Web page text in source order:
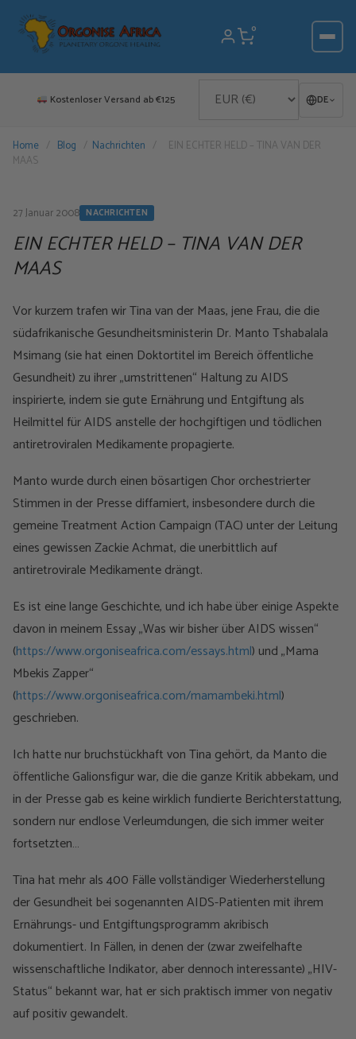
Inhalt
springen
0
Kostenloser Versand ab €125 DE
Home / Blog / Nachrichten /
EIN ECHTER HELD – TINA VAN DER
MAAS
27 Januar 2008 NACHRICHTEN
EIN ECHTER HELD – TINA VAN DER
MAAS
Vor kurzem trafen wir Tina van der Maas, jene Frau, die die
südafrikanische Gesundheitsministerin Dr. Manto Tshabalala
Msimang (sie hat einen Doktortitel im Bereich öffentliche
Gesundheit) zu ihrer „umstrittenen“ Haltung zu AIDS
inspirierte, indem sie gute Ernährung und Entgiftung als
Heilmittel für AIDS anstelle der hochgiftigen und tödlichen
antiretroviralen Medikamente propagierte.
Manto wurde durch einen bösartigen Chor orchestrierter
Stimmen in der Presse diffamiert, insbesondere durch die
gemeine Treatment Action Campaign (TAC) unter der Leitung
eines gewissen Zackie Achmat, die unerbittlich auf
antiretrovirale Medikamente drängt.
Es ist eine lange Geschichte, und ich habe über einige Aspekte
davon in meinem Essay „Was wir bisher über AIDS wissen“
(https://www.orgoniseafrica.com/essays.html) und „Mama
Mbekis Zapper“
(https://www.orgoniseafrica.com/mamambeki.html)
geschrieben.
Ich hatte nur bruchstückhaft von Tina gehört, da Manto die
öffentliche Galionsfigur war, die die ganze Kritik abbekam, und
in der Presse gab es keine wirklich fundierte Berichterstattung,
sondern nur endlose Verleumdungen, die sich immer weiter
fortsetzten…
Tina hat mehr als 400 Fälle vollständiger Wiederherstellung
der Gesundheit bei sogenannten AIDS-Patienten mit ihrem
Ernährungs- und Entgiftungsprogramm akribisch
dokumentiert. In Fällen, in denen der (zwar zweifelhafte
wissenschaftliche Indikator, aber dennoch interessante) „HIV-
Status“ bekannt war, hat er sich praktisch immer von negativ
auf positiv gewandelt.